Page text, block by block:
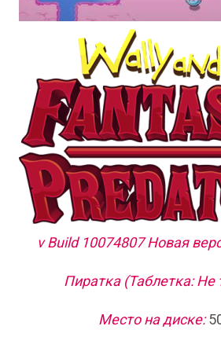
v Build 10074807 Новая
Пиратка (Таблетка: Не
Место на диске: